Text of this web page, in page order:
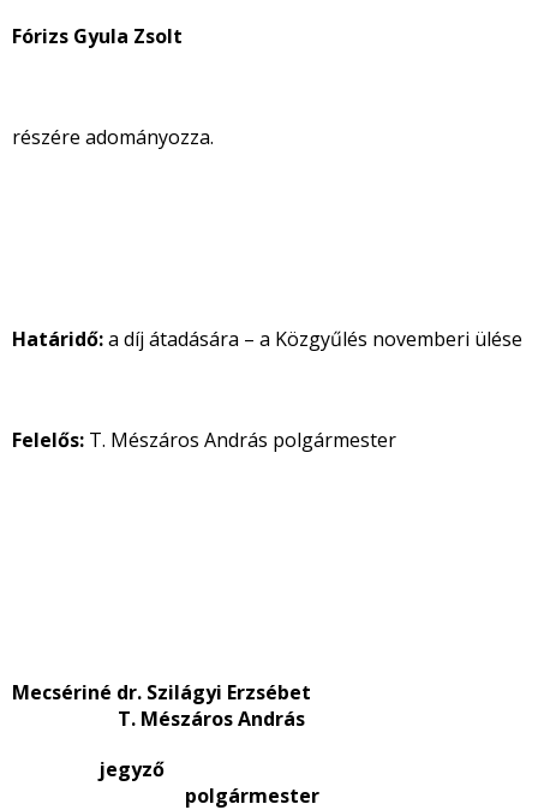
Fórizs Gyula Zsolt
részére adományozza.
Határidő:a díj átadására – a Közgyűlés novemberi ülése
Felelős: T. Mészáros András polgármester
Mecsériné dr. Szilágyi Erzsébet
T. Mészáros András
jegyző
polgármester